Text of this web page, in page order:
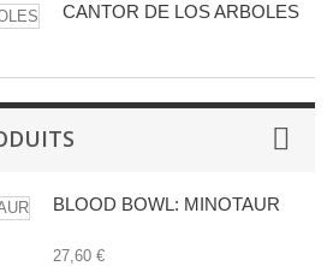
CANTOR DE LOS ARBOLES
BLOOD BOWL: MINOTAUR
27,60 €